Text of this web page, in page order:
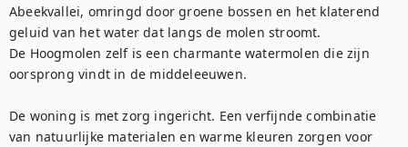
Abeekvallei, omringd door groene bossen en het klaterend
geluid van het water dat langs de molen stroomt.
De Hoogmolen zelf is een charmante watermolen die zijn
oorsprong vindt in de middeleeuwen.
De woning is met zorg ingericht. Een verfijnde combinatie
van natuurlijke materialen en warme kleuren zorgen voor